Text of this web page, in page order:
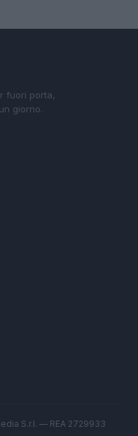
fuori porta,
giorno.
S.r.l. — REA 2729933